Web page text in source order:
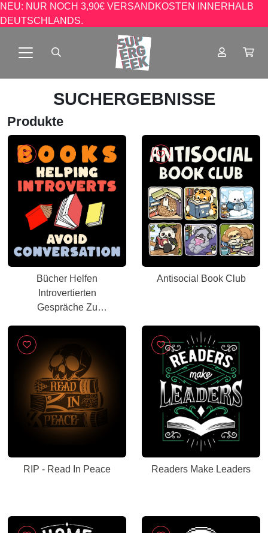
NEU: NUR NOCH 3,90€ VERSANDKOSTEN INNERHALB
DEUTSCHLANDS.
SUCHERGEBNISSE
Produkte
Bücher Helfen
Introvertierten
Gespräche Zu
Lese Humor Design
Antisocial Book Club
RIP - Read In Peace Readers Make Leaders